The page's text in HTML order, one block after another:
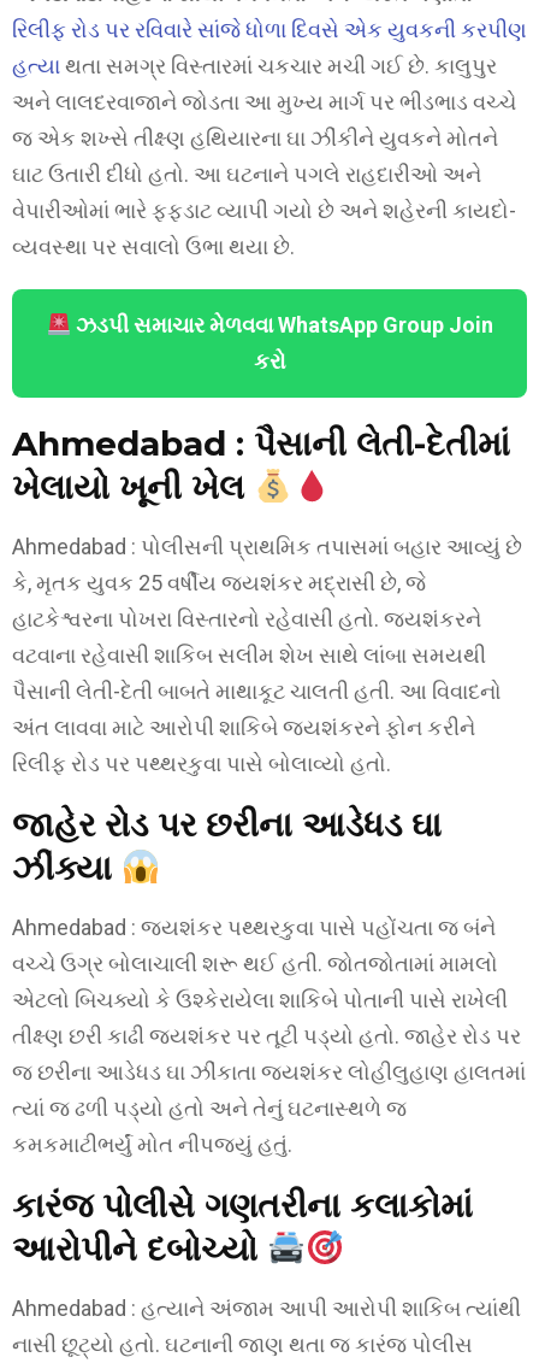
રિલીફ રોડ પર રવિવારે સાંજે ધોળા દિવસે એક યુવકની કરપીણ
હત્યાથતા સમગ્ર વિસ્તારમાં ચકચાર મચી ગઈ છે. કાલુપુર
અને લાલદરવાજાને જોડતા આ મુખ્ય માર્ગ પર ભીડભાડ વચ્ચે
જ એક શખ્સે તીક્ષ્ણ હથિયારના ઘા ઝીંકીને યુવકને મોતને
ઘાટ ઉતારી દીધો હતો. આ ઘટનાને પગલે રાહદારીઓ અને
વેપારીઓમાં ભારે ફફડાટ વ્યાપી ગયો છે અને શહેરની કાયદો-
વ્યવસ્થા પર સવાલો ઉભા થયા છે.
ઝડપી સમાચાર મેળવવા WhatsApp Group Join
કરો
Ahmedabad : પૈસાની લેતી-દેતીમાં
ખેલાયો ખૂની ખેલ
Ahmedabad : પોલીસની પ્રાથમિક તપાસમાં બહાર આવ્યું છે
કે, મૃતક યુવક 25 વર્ષીય જયશંકર મદ્રાસી છે, જે
હાટકેશ્વરના પોખરા વિસ્તારનો રહેવાસી હતો. જયશંકરને
વટવાના રહેવાસી શાકિબ સલીમ શેખ સાથે લાંબા સમયથી
પૈસાની લેતી-દેતી બાબતે માથાકૂટ ચાલતી હતી. આ વિવાદનો
અંત લાવવા માટે આરોપી શાકિબે જયશંકરને ફોન કરીને
રિલીફ રોડ પર પથ્થરકુવા પાસે બોલાવ્યો હતો.
જાહેર રોડ પર છરીના આડેધડ ઘા
ઝીંક્યા
Ahmedabad : જયશંકર પથ્થરકુવા પાસે પહોંચતા જ બંને
વચ્ચે ઉગ્ર બોલાચાલી શરૂ થઈ હતી. જોતજોતામાં મામલો
એટલો બિચક્યો કે ઉશ્કેરાયેલા શાકિબે પોતાની પાસે રાખેલી
તીક્ષ્ણ છરી કાઢી જયશંકર પર તૂટી પડ્યો હતો. જાહેર રોડ પર
જ છરીના આડેધડ ઘા ઝીંકાતા જયશંકર લોહીલુહાણ હાલતમાં
ત્યાં જ ઢળી પડ્યો હતો અને તેનું ઘટનાસ્થળે જ
કમકમાટીભર્યું મોત નીપજ્યું હતું.
કારંજ પોલીસે ગણતરીના કલાકોમાં
આરોપીને દબોચ્યો
Ahmedabad : હત્યાને અંજામ આપી આરોપી શાકિબ ત્યાંથી
નાસી છૂટ્યો હતો. ઘટનાની જાણ થતા જ કારંજ પોલીસ